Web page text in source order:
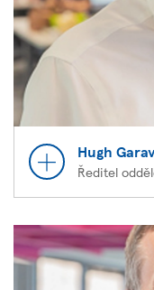
Hugh
Ředitel